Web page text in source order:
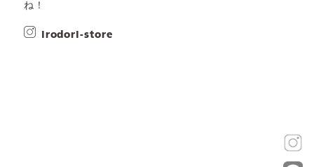
ね！
irodori-store